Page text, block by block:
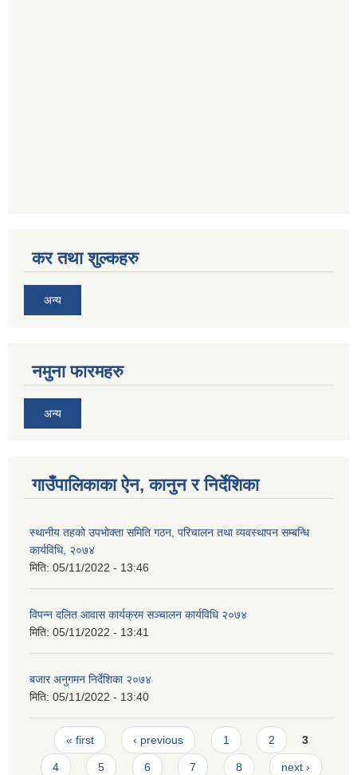
कर तथा शुल्कहरु
अन्य
नमुना फारमहरु
अन्य
गाउँपालिकाका ऐन, कानुन र निर्देशिका
स्थानीय तहको उपभोक्ता समिति गठन, परिचालन तथा व्यवस्थापन सम्बन्धि
कार्यविधि, २०७४
मिति: 05/11/2022 - 13:46
विपन्न दलित आवास कार्यक्रम सञ्चालन कार्यविधि २०७४
मिति: 05/11/2022 - 13:41
बजार अनुगमन निर्देशिका २०७४
मिति: 05/11/2022 - 13:40
Pages
« first ‹ previous 1 2 3
4 5 6 7 8 next ›